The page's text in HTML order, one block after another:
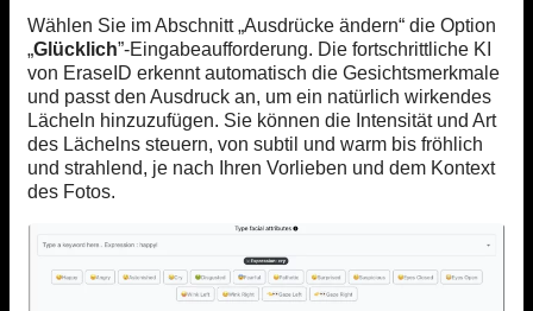
Wählen Sie im Abschnitt „Ausdrücke ändern“ die Option
„Glücklich”-Eingabeaufforderung. Die fortschrittliche KI
von EraseID erkennt automatisch die Gesichtsmerkmale
und passt den Ausdruck an, um ein natürlich wirkendes
Lächeln hinzuzufügen. Sie können die Intensität und Art
des Lächelns steuern, von subtil und warm bis fröhlich
und strahlend, je nach Ihren Vorlieben und dem Kontext
des Fotos.